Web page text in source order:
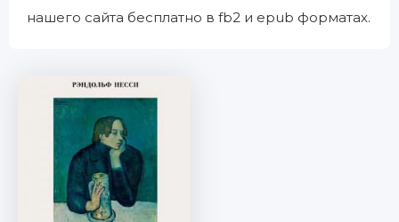
нашего сайта бесплатно в fb2 и epub форматах.